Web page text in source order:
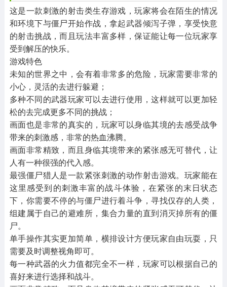
这是一款刺激的射击类生存游戏，玩家将会在陌生的情况
和环境下与僵尸开始作战，拿起武器倾泻子弹，享受快意
的射击挑战，而且玩法丰富多样，保证能让每一位玩家享
受到解压的快乐。
游戏特色
未知的世界之中，会有着非常多的危险，玩家需要非常的
小心，灵活的去进行躲避；
多种不同的武器玩家可以去进行使用，这样就可以更加轻
松的去完成更多不同的挑战；
画面也是非常的真实的，玩家可以身临其境的去感受战争
带来的刺激感，非常的热血沸腾。
画面非常精致，而且身临其境带来的紧张感无可替代，让
人有一种很强的代入感。
最强僵尸猎人是一款紧张刺激的动作射击游戏。玩家能在
这里感受到的刺激丰富的战斗体验，在紧张的末日状态
下，你需要不停的与僵尸进行着斗争，寻找仅存的人类，
组建属于自己的避难所，集合力量的直到消灭掉所有的僵
尸。
单手操作其实更加简单，横排设计方便玩家自由玩耍，只
需要及时调整视角即可。
每一种武器的火力值都完全不一样，玩家可以根据自己的
喜好来进行选择和战斗。